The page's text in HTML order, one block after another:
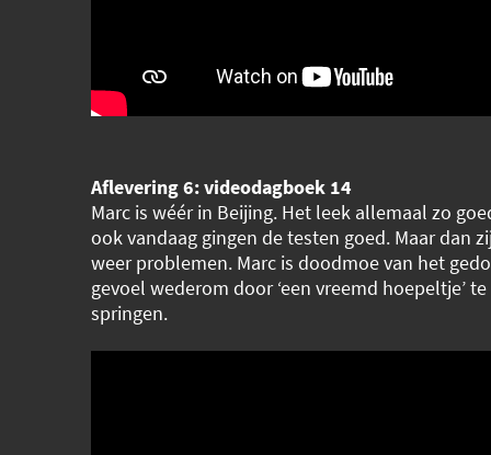
Aflevering 6: videodagboek 14
Marc is wéér in Beijing. Het leek allemaal zo
ook vandaag gingen de testen goed. Maar dan
weer problemen. Marc is doodmoe van het
gevoel wederom door ‘een vreemd hoepeltje’
springen.